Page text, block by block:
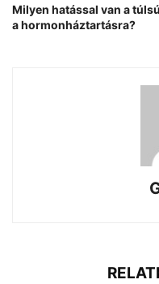
Milyen hatással van a
a hormonháztartásra?